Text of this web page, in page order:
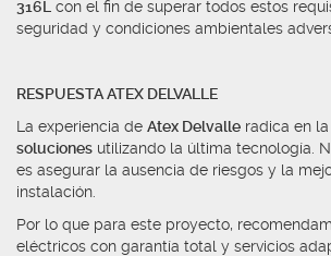
316L con el fin de superar todos estos
seguridad y condiciones ambientales
RESPUESTA ATEX DELVALLE
La experiencia de Atex Delvalle radica en la
soluciones utilizando la última tecnología.
es asegurar la ausencia de riesgos y la
instalación.
Por lo que para este proyecto,
eléctricos con garantía total y servicios